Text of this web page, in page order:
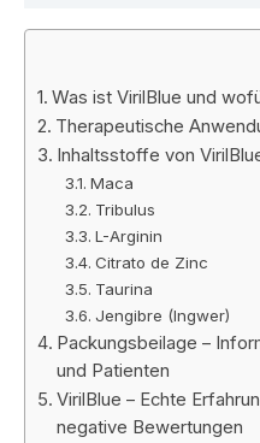
Was ist VirilBlue und
Therapeutische
Inhaltsstoffe von
Maca
Tribulus
L-Arginin
Citrato de Zinc
Taurina
Jengibre (Ingwer)
Packungsbeilage –
und Patienten
VirilBlue – Echte
negative Bewertungen